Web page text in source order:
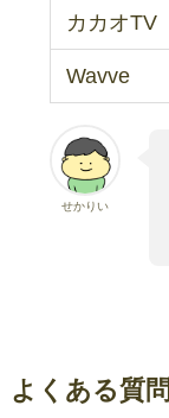
カカオTV
Wavve
せかりい
よくある質問